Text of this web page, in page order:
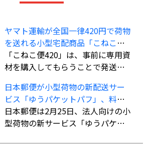
ヤマト運輸が全国一律420円で荷物
を送れる小型宅配商品「こねこ便
420」を全国展開
「こねこ便420」は、事前に専用資
材を購入してもらうことで発送時
全国一律420円で商品を配送する小
型宅配商品。法人、個人事業主の
ほか、個人も利用可能。
日本郵便が小型荷物の新配送サー
ビス「ゆうパケットパフ」、料金
は全国一律で「ゆうパック」より
も“お得”
日本郵便は2月25日、法人向けの小
型荷物の新サービス「ゆうパケッ